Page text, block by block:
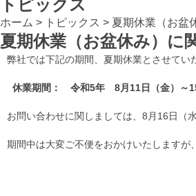
トピックス
ホーム > トピックス > 夏期休業（お盆
夏期休業（お盆休み）に
弊社では下記の期間、夏期休業とさせてい
休業期間： 令和5年 8月11日（金）～15
お問い合わせに関しましては、8月16日（
期間中は大変ご不便をおかけいたしますが